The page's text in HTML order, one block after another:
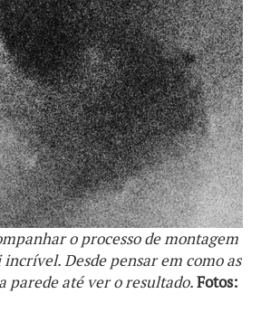
o processo de montagem
Desde pensar em como as
parede até ver o resultado.Fotos: